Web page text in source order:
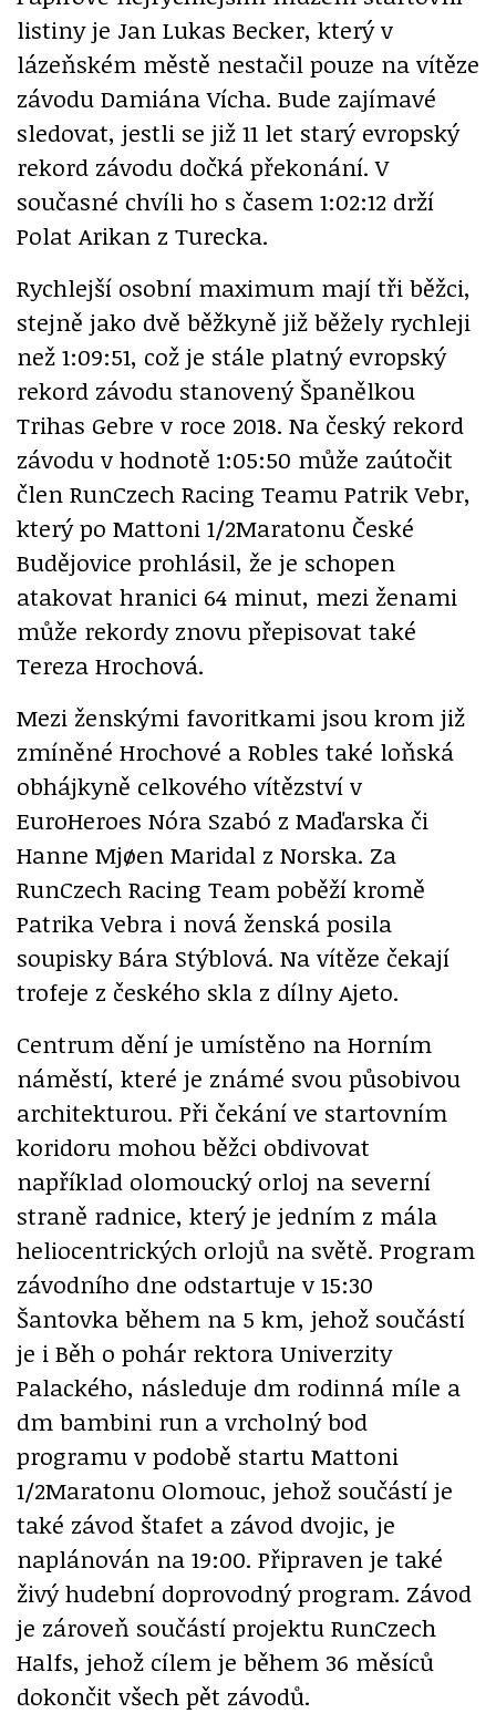
listiny je Jan Lukas Becker, který v
lázeňském městě nestačil pouze na vítěze
závodu Damiána Vícha. Bude zajímavé
sledovat, jestli se již 11 let starý evropský
rekord závodu dočká překonání. V
současné chvíli ho s časem 1:02:12 drží
Polat Arikan z Turecka.
Rychlejší osobní maximum mají tři běžci,
stejně jako dvě běžkyně již běžely rychleji
než 1:09:51, což je stále platný evropský
rekord závodu stanovený Španělkou
Trihas Gebre v roce 2018. Na český rekord
závodu v hodnotě 1:05:50 může zaútočit
člen RunCzech Racing Teamu Patrik Vebr,
který po Mattoni 1/2Maratonu České
Budějovice prohlásil, že je schopen
atakovat hranici 64 minut, mezi ženami
může rekordy znovu přepisovat také
Tereza Hrochová.
Mezi ženskými favoritkami jsou krom již
zmíněné Hrochové a Robles také loňská
obhájkyně celkového vítězství v
EuroHeroes Nóra Szabó z Maďarska či
Hanne Mjøen Maridal z Norska. Za
RunCzech Racing Team poběží kromě
Patrika Vebra i nová ženská posila
soupisky Bára Stýblová. Na vítěze čekají
trofeje z českého skla z dílny Ajeto.
Centrum dění je umístěno na Horním
náměstí, které je známé svou působivou
architekturou. Při čekání ve startovním
koridoru mohou běžci obdivovat
například olomoucký orloj na severní
straně radnice, který je jedním z mála
heliocentrických orlojů na světě. Program
závodního dne odstartuje v 15:30
Šantovka během na 5 km, jehož součástí
je i Běh o pohár rektora Univerzity
Palackého, následuje dm rodinná míle a
dm bambini run a vrcholný bod
programu v podobě startu Mattoni
1/2Maratonu Olomouc, jehož součástí je
také závod štafet a závod dvojic, je
naplánován na 19:00. Připraven je také
živý hudební doprovodný program. Závod
je zároveň součástí projektu RunCzech
Halfs, jehož cílem je během 36 měsíců
dokončit všech pět závodů.